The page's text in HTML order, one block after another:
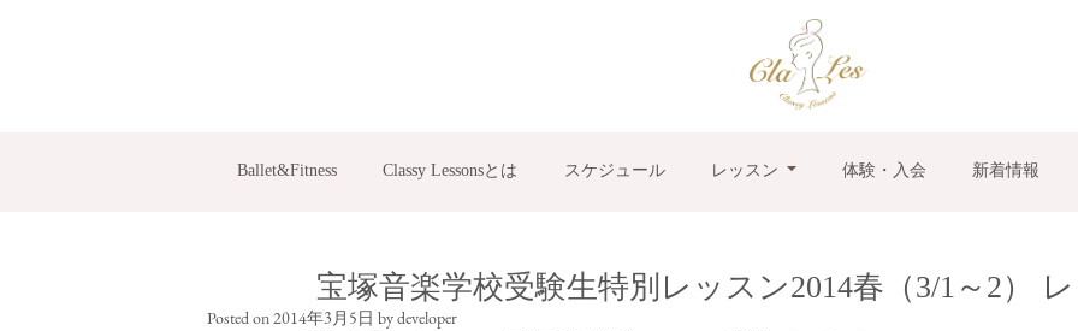
Ballet&Fitness Classy Lessonsとは スケジュール レッスン 体験・入会 新着情報
宝塚音楽学校受験生特別レッスン2014春（3/1～2）
Posted on2014年3月5日 bydeveloper